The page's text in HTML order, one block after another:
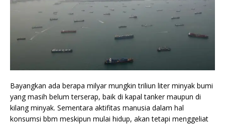
Bayangkan ada berapa milyar mungkin triliun liter minyak bumi
yang masih belum terserap, baik di kapal tanker maupun di
kilang minyak. Sementara aktifitas manusia dalam hal
konsumsi bbm meskipun mulai hidup, akan tetapi menggeliat